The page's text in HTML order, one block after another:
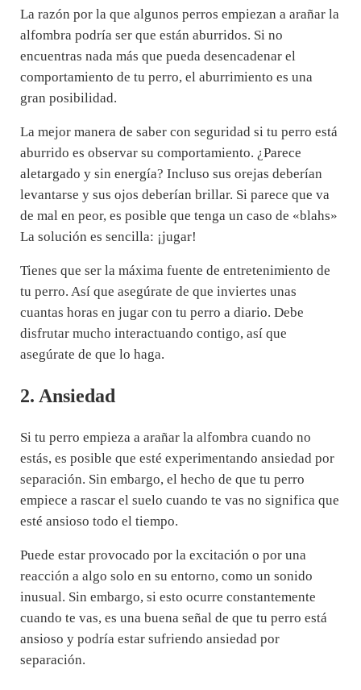
La razón por la que algunos perros empiezan a arañar la
alfombra podría ser que están aburridos. Si no
encuentras nada más que pueda desencadenar el
comportamiento de tu perro, el aburrimiento es una
gran posibilidad.
La mejor manera de saber con seguridad si tu perro está
aburrido es observar su comportamiento. ¿Parece
aletargado y sin energía? Incluso sus orejas deberían
levantarse y sus ojos deberían brillar. Si parece que va
de mal en peor, es posible que tenga un caso de «blahs»
La solución es sencilla: ¡jugar!
Tienes que ser la máxima fuente de entretenimiento de
tu perro. Así que asegúrate de que inviertes unas
cuantas horas en jugar con tu perro a diario. Debe
disfrutar mucho interactuando contigo, así que
asegúrate de que lo haga.
2. Ansiedad
Si tu perro empieza a arañar la alfombra cuando no
estás, es posible que esté experimentando ansiedad por
separación. Sin embargo, el hecho de que tu perro
empiece a rascar el suelo cuando te vas no significa que
esté ansioso todo el tiempo.
Puede estar provocado por la excitación o por una
reacción a algo solo en su entorno, como un sonido
inusual. Sin embargo, si esto ocurre constantemente
cuando te vas, es una buena señal de que tu perro está
ansioso y podría estar sufriendo ansiedad por
separación.